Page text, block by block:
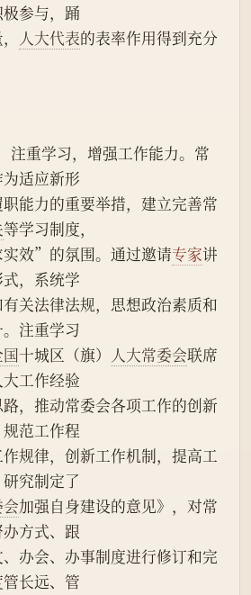
参与，踊
人大代表的表率作用得到充分
注重学习，增强工作能力。常
适应新形
能力的重要举措，建立完善常
等学习制度，
效”的氛围。通过邀请专家讲
，系统学
关法律法规，思想政治素质和
注重学习
十城区（旗） 人大常委会联席
工作经验
，推动常委会各项工作的创新
范工作程
规律，创新工作机制，提高工
究制定了
加强自身建设的意见》，对常
方式、跟
办会、办事制度进行修订和完
长远、管